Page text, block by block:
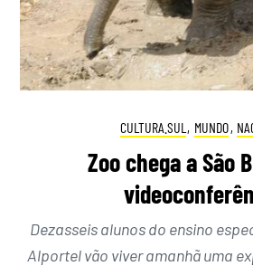
CULTURA.SUL , MUNDO,
Zoo chega a São
Dezasseis alunos do ensino
Alportel vão viver amanhã uma